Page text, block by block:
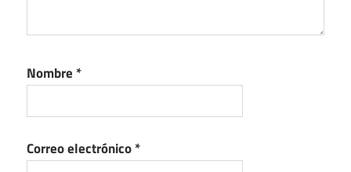
Nombre *
Correo electrónico*